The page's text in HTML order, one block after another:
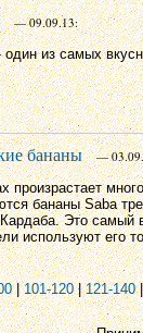
— 09.09.13:
один из самых
бананы
—
произрастает
бананы Saba
Это самый
используют его
|101-120|121-140